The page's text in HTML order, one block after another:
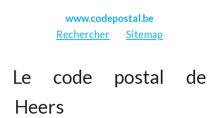
www.codepostal.be
Rechercher
Sitemap
Le code postal de
Heers